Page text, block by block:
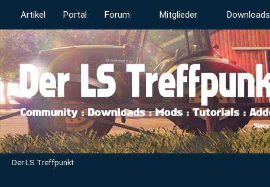
Artikel Portal Forum Mitglieder Downloads
Der LS Treffpunkt